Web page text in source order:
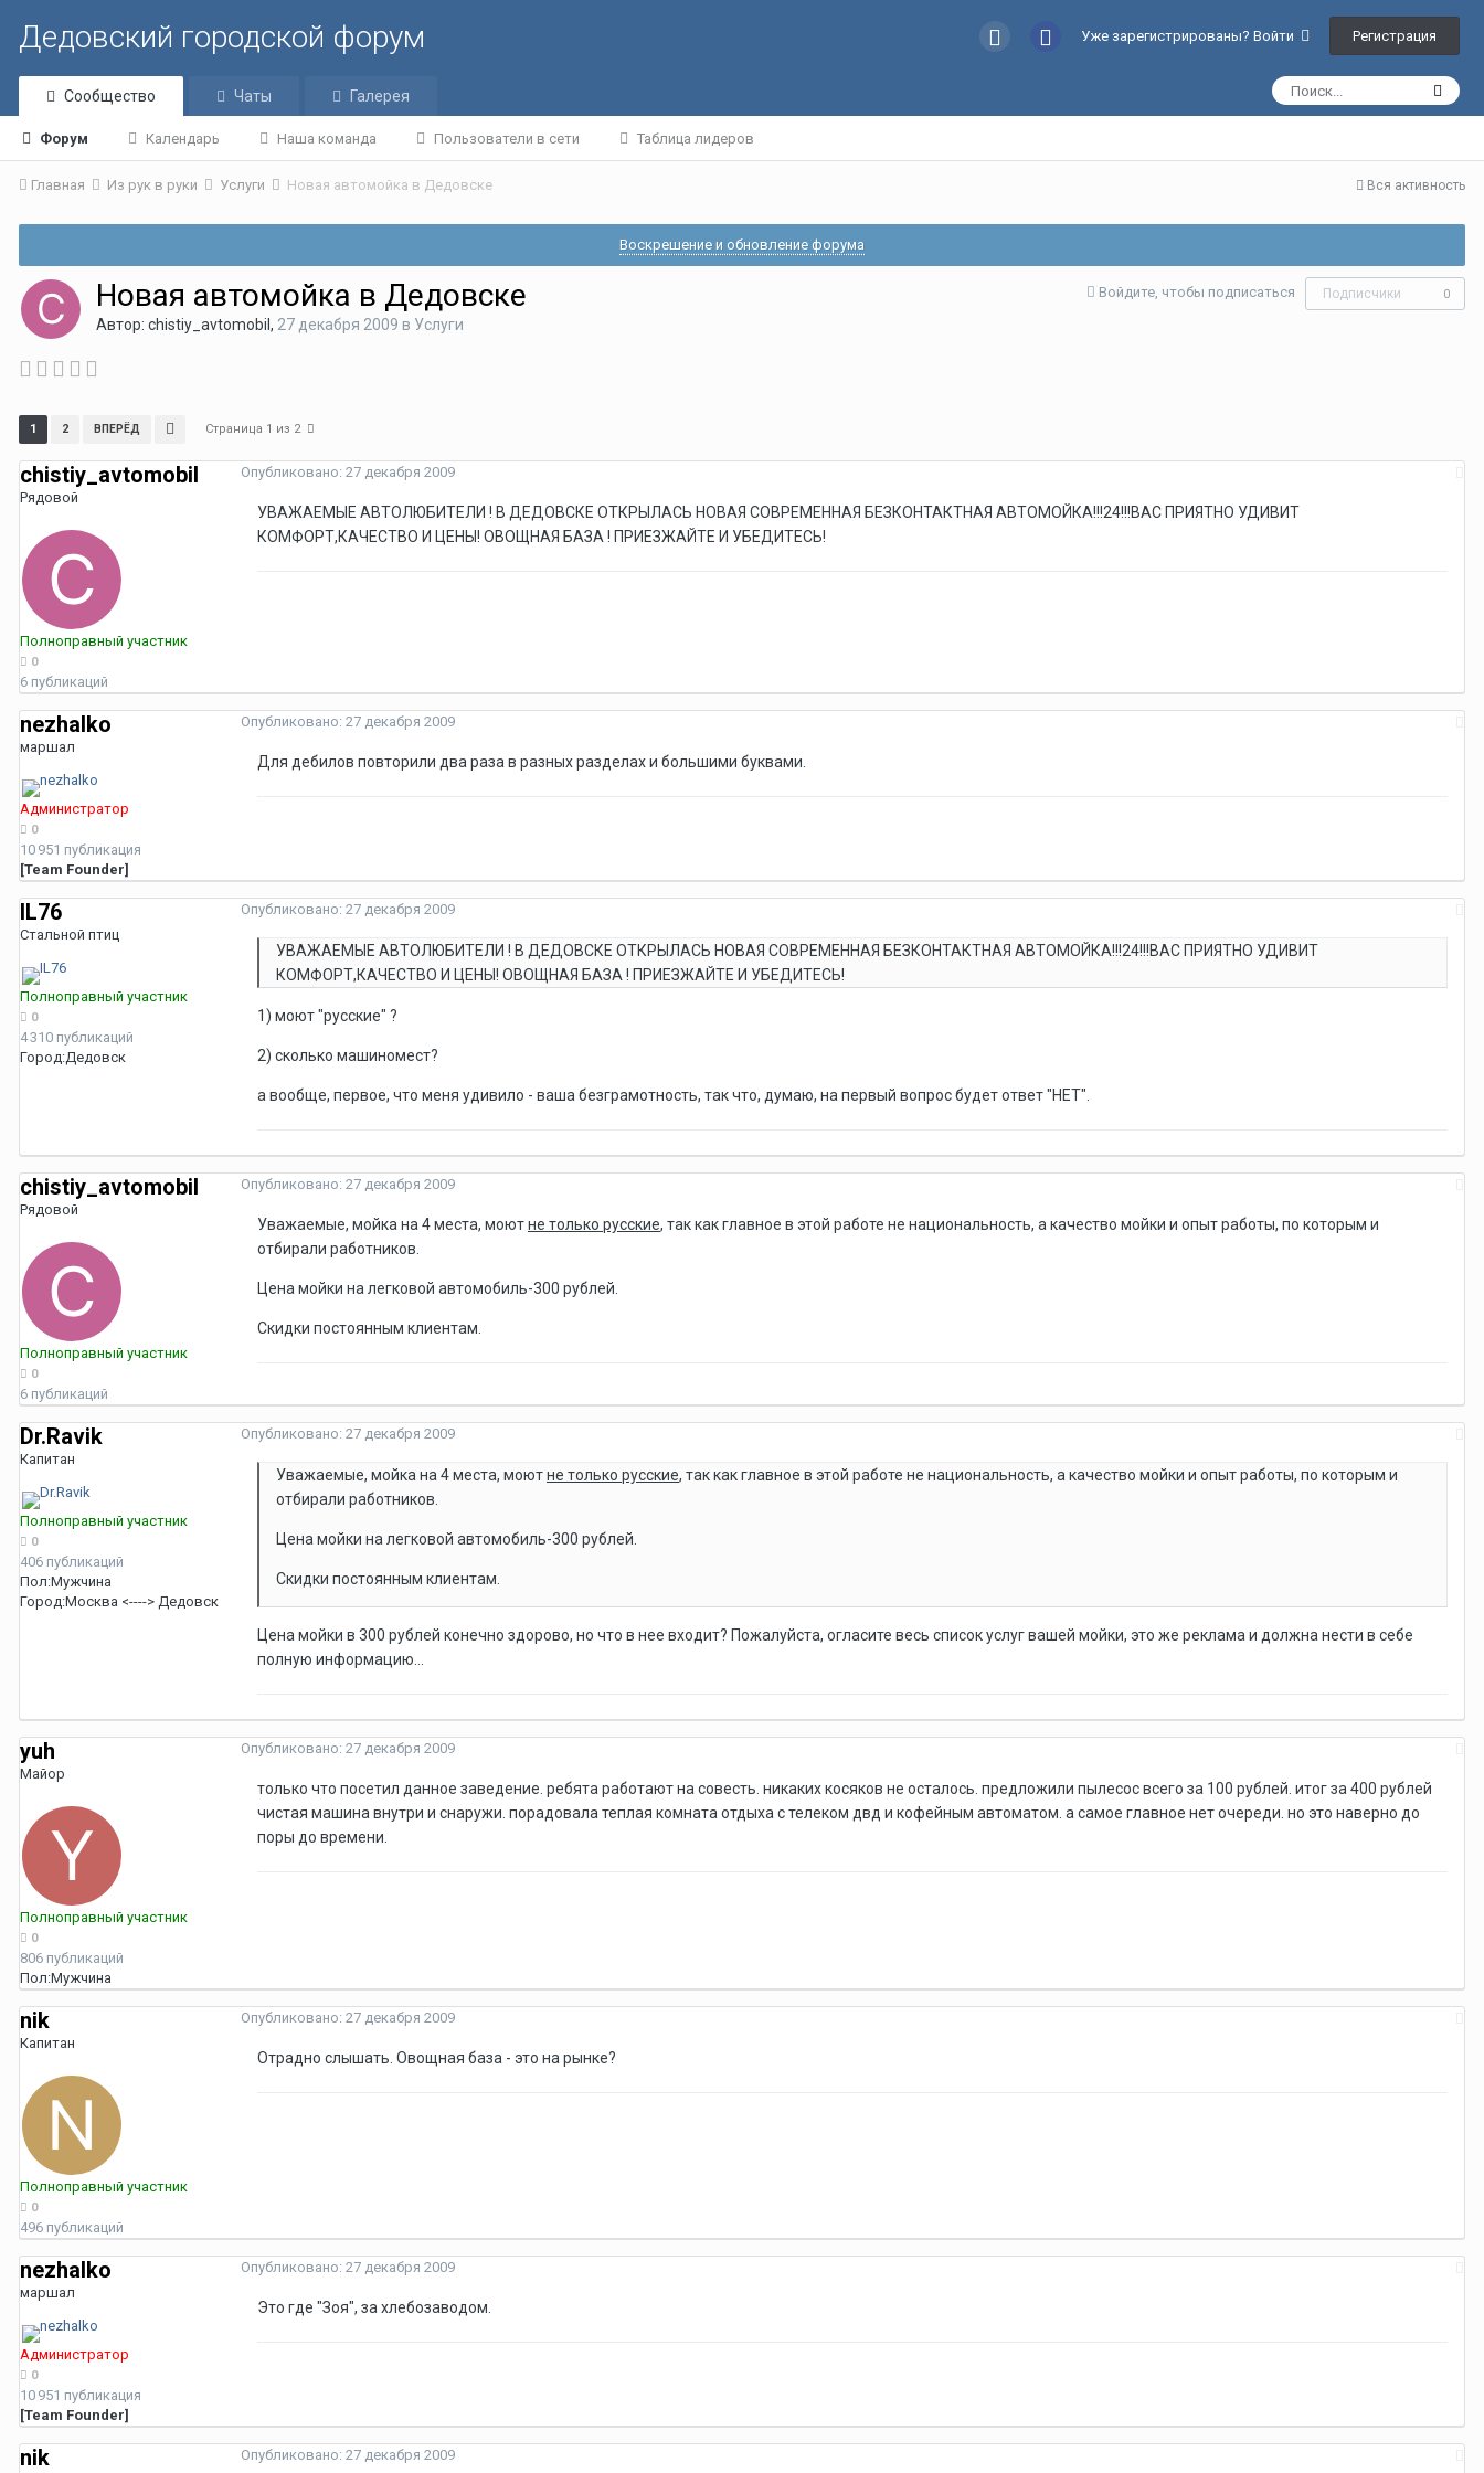
Дедовский городской форум Уже зарегистрированы? Войти Регистрация
Сообщество
Форум Календарь Наша команда Пользователи в сети Таблица лидеров
Чаты Галерея
Вся активность
Главная Из рук в руки Услуги Новая автомойка в Дедовске
Воскрешение и обновление форума
Войдите, чтобы подписаться Подписчики 0
Новая автомойка в Дедовске
Автор: chistiy_avtomobil , 27 декабря 2009 в Услуги
1 2 ВПЕРЁД Страница 1 из 2
chistiy_avtomobil
Рядовой
Полноправный участник
0
6 публикаций
Опубликовано: 27 декабря 2009
УВАЖАЕМЫЕ АВТОЛЮБИТЕЛИ ! В ДЕДОВСКЕ ОТКРЫЛАСЬ НОВАЯ СОВРЕМЕННАЯ БЕЗКОНТАКТНАЯ АВТОМОЙКА!!!24!!!ВАС ПРИЯТНО УДИВИТ
КОМФОРТ,КАЧЕСТВО И ЦЕНЫ! ОВОЩНАЯ БАЗА ! ПРИЕЗЖАЙТЕ И УБЕДИТЕСЬ!
nezhalko
маршал
Администратор
0
10 951 публикация
[Team Founder]
Опубликовано: 27 декабря 2009
Для дебилов повторили два раза в разных разделах и большими буквами.
IL76
Стальной птиц
Полноправный участник
0
4 310 публикаций
Город:Дедовск
Опубликовано: 27 декабря 2009
УВАЖАЕМЫЕ АВТОЛЮБИТЕЛИ ! В ДЕДОВСКЕ ОТКРЫЛАСЬ НОВАЯ СОВРЕМЕННАЯ БЕЗКОНТАКТНАЯ АВТОМОЙКА!!!24!!!ВАС ПРИЯТНО УДИВИТ
КОМФОРТ,КАЧЕСТВО И ЦЕНЫ! ОВОЩНАЯ БАЗА ! ПРИЕЗЖАЙТЕ И УБЕДИТЕСЬ!
1) моют "русские" ?
2) сколько машиномест?
а вообще, первое, что меня удивило - ваша безграмотность, так что, думаю, на первый вопрос будет ответ "НЕТ".
chistiy_avtomobil
Рядовой
Полноправный участник
0
6 публикаций
Опубликовано: 27 декабря 2009
Уважаемые, мойка на 4 места, моютне только русские, так как главное в этой работе не национальность, а качество мойки и опыт работы, по которым и
отбирали работников.
Цена мойки на легковой автомобиль-300 рублей.
Скидки постоянным клиентам.
Dr.Ravik
Капитан
Полноправный участник
0
406 публикаций
Пол:Мужчина
Город:Москва <----> Дедовск
Опубликовано: 27 декабря 2009
Уважаемые, мойка на 4 места, моютне только русские, так как главное в этой работе не национальность, а качество мойки и опыт работы, по которым и
отбирали работников.
Цена мойки на легковой автомобиль-300 рублей.
Скидки постоянным клиентам.
Цена мойки в 300 рублей конечно здорово, но что в нее входит? Пожалуйста, огласите весь список услуг вашей мойки, это же реклама и должна нести в себе
полную информацию...
yuh
Майор
Полноправный участник
0
806 публикаций
Пол:Мужчина
Опубликовано: 27 декабря 2009
только что посетил данное заведение. ребята работают на совесть. никаких косяков не осталось. предложили пылесос всего за 100 рублей. итог за 400 рублей
чистая машина внутри и снаружи. порадовала теплая комната отдыха с телеком двд и кофейным автоматом. а самое главное нет очереди. но это наверно до
поры до времени.
nik
Капитан
Полноправный участник
0
496 публикаций
Опубликовано: 27 декабря 2009
Отрадно слышать. Овощная база - это на рынке?
nezhalko
маршал
Администратор
0
10 951 публикация
[Team Founder]
Опубликовано: 27 декабря 2009
Это где "Зоя", за хлебозаводом.
nik Опубликовано: 27 декабря 2009